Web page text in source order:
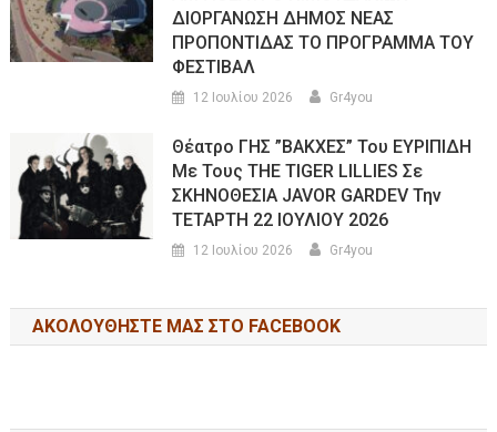
ΔΙΟΡΓΑΝΩΣΗ ΔΗΜΟΣ ΝΕΑΣ
ΠΡΟΠΟΝΤΙΔΑΣ ΤΟ ΠΡΟΓΡΑΜΜΑ ΤΟΥ
ΦΕΣΤΙΒΑΛ
12 Ιουλίου 2026 Gr4you
Θέατρο ΓΗΣ ”ΒΑΚΧΕΣ” Του ΕΥΡΙΠΙΔΗ
Με Τους THE TIGER LILLIES Σε
ΣΚΗΝΟΘΕΣΙΑ JAVOR GARDEV Την
ΤΕΤΑΡΤΗ 22 ΙΟΥΛΙΟΥ 2026
12 Ιουλίου 2026 Gr4you
ΑΚΟΛΟΥΘΉΣΤΕ ΜΑΣ ΣΤΟ FACEBOOK